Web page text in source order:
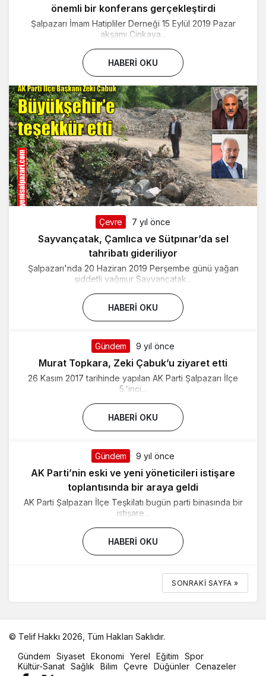
önemli bir konferans gerçekleştirdi
Şalpazarı İmam Hatipliler Derneği 15 Eylül 2019 Pazar
akşamı Cinkaya...
HABERI OKU
Çevre 7 yıl önce
Sayvançatak, Çamlıca ve Sütpınar’da sel
tahribatı gideriliyor
Şalpazarı'nda 20 Haziran 2019 Perşembe günü yağan
şiddetli yağmur Sayvançatak...
HABERI OKU
Gündem 9 yıl önce
Murat Topkara, Zeki Çabuk’u ziyaret etti
26 Kasım 2017 tarihinde yapılan AK Parti Şalpazarı İlçe
5.'inci...
HABERI OKU
Gündem 9 yıl önce
AK Parti’nin eski ve yeni yöneticileri istişare
toplantısında bir araya geldi
AK Parti Şalpazarı İlçe Teşkilatı bugün parti binasında bir
istişare...
HABERI OKU
SONRAKI SAYFA »
© Telif Hakkı 2026, Tüm Hakları Saklıdır.
oto
kiralama
Gündem Siyaset Ekonomi Yerel Eğitim
Spor
Kültür-Sanat Sağlık Bilim Çevre Düğünler Cenazeler